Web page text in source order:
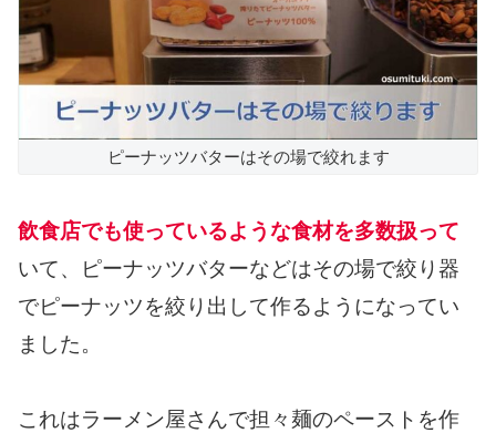
ピーナッツバターはその場で絞れます
飲食店でも使っているような食材を多数扱って
いて、ピーナッツバターなどはその場で絞り器
でピーナッツを絞り出して作るようになってい
ました。
これはラーメン屋さんで担々麺のペーストを作